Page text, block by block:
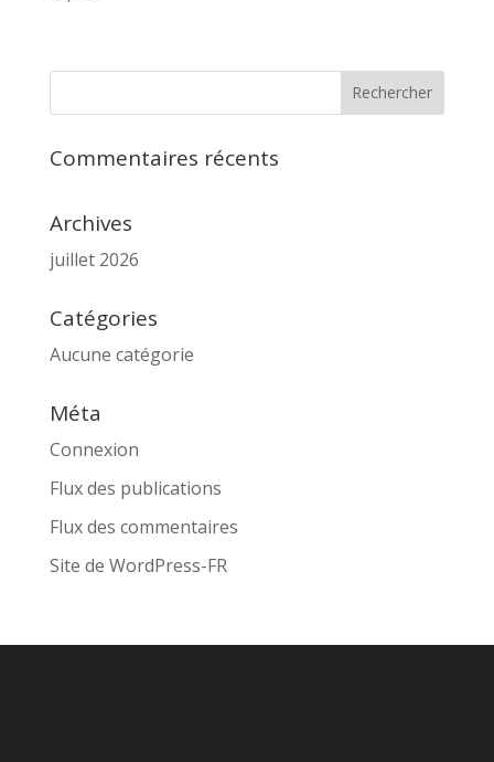
Commentaires récents
Archives
juillet 2026
Catégories
Aucune catégorie
Méta
Connexion
Flux des publications
Flux des commentaires
Site de WordPress-FR